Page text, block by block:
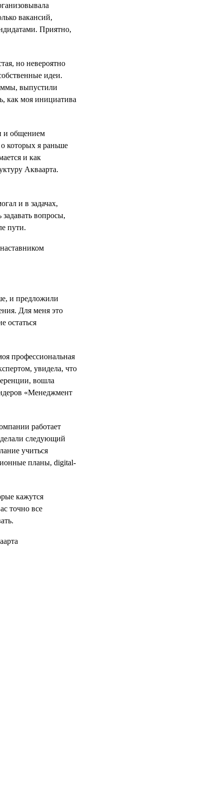
вакансий,
Приятно,
но невероятно
идеи.
выпустили
как моя инициатива
и общением
которых я раньше
и как
Акваарта.
и в задачах,
вопросы,
пути.
и предложили
Для меня это
остаться
профессиональная
увидела, что
вошла
«Менеджмент
работает
следующий
учиться
планы, digital-
кажутся
точно все